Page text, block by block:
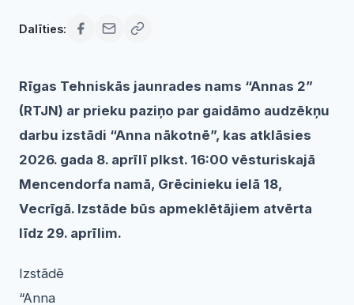
Dalīties:
Rīgas Tehniskās jaunrades nams “Annas 2”
(RTJN) ar prieku paziņo par gaidāmo audzēkņu
darbu izstādi “Anna nākotnē”, kas atklāsies
2026. gada 8. aprīlī plkst. 16:00 vēsturiskajā
Mencendorfa namā, Grēcinieku ielā 18,
Vecrīgā. Izstāde būs apmeklētājiem atvērta
līdz 29. aprīlim.
Izstādē
“Anna